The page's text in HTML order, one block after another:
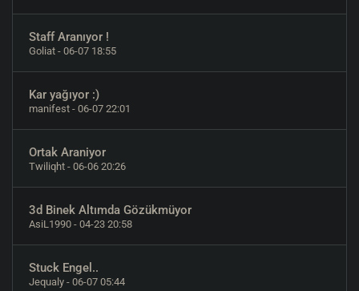
Staff Aranıyor !
Goliat - 06-07 18:55
Kar yağıyor :)
manifest - 06-07 22:01
Ortak Araniyor
Twiliqht - 06-06 20:26
3d Binek Altımda Gözükmüyor
AsiL1990 - 04-23 20:58
Stuck Engel..
Jequaly - 06-07 05:44